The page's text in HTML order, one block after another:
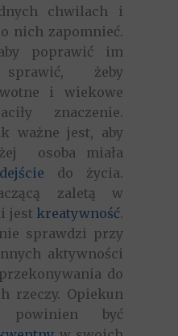
chwilach i
nich zapomnieć.
poprawić im
żeby
i wiekowe
znaczenie.
ważne jest, aby
osoba miała
do życia.
zaletą w
jest kreatywność.
sprawdzi przy
aktywności
do
rzeczy. Opiekun
powinien być